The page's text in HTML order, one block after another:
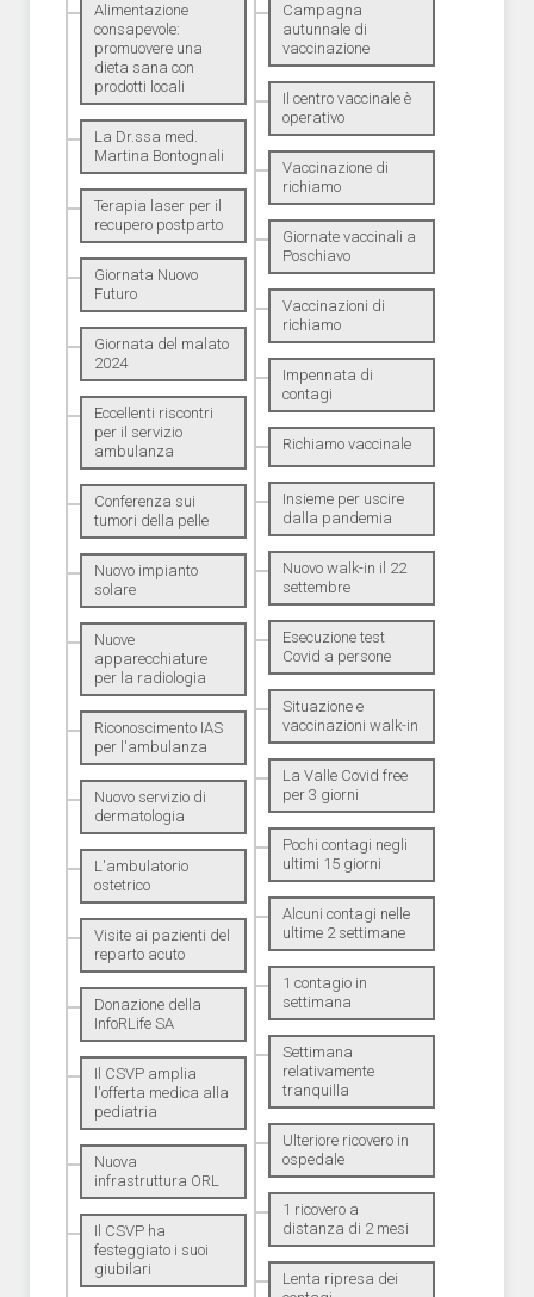
Alimentazione
consapevole:
promuovere una
dieta sana con
prodotti locali
La Dr.ssa med.
Martina Bontognali
Terapia laser per il
recupero postparto
Giornata Nuovo
Futuro
Giornata del malato
2024
Eccellenti riscontri
per il servizio
ambulanza
Conferenza sui
tumori della pelle
Nuovo impianto
solare
Nuove
apparecchiature
per la radiologia
Riconoscimento IAS
per l'ambulanza
Nuovo servizio di
dermatologia
L'ambulatorio
ostetrico
Visite ai pazienti del
reparto acuto
Donazione della
InfoRLife SA
Il CSVP amplia
l'offerta medica alla
pediatria
Nuova
infrastruttura ORL
Il CSVP ha
festeggiato i suoi
giubilari
Campagna
autunnale di
vaccinazione
Il centro vaccinale è
operativo
Vaccinazione di
richiamo
Giornate vaccinali a
Poschiavo
Vaccinazioni di
richiamo
Impennata di
contagi
Richiamo vaccinale
Insieme per uscire
dalla pandemia
Nuovo walk-in il 22
settembre
Esecuzione test
Covid a persone
Situazione e
vaccinazioni walk-in
La Valle Covid free
per 3 giorni
Pochi contagi negli
ultimi 15 giorni
Alcuni contagi nelle
ultime 2 settimane
1 contagio in
settimana
Settimana
relativamente
tranquilla
Ulteriore ricovero in
ospedale
1 ricovero a
distanza di 2 mesi
Lenta ripresa dei